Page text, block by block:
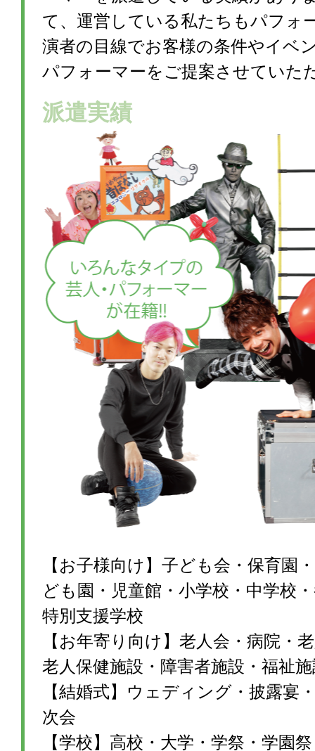
て、運営している私たちもパフォ
演者の目線でお客様の条件やイベ
パフォーマーをご提案させていた
派遣実績
【お子様向け】子ども会・保育園
ども園・児童館・小学校・中学校
特別支援学校
【お年寄り向け】老人会・病院・
老人保健施設・障害者施設・福祉
【結婚式】ウェディング・披露宴
次会
【学校】高校・大学・学祭・学園